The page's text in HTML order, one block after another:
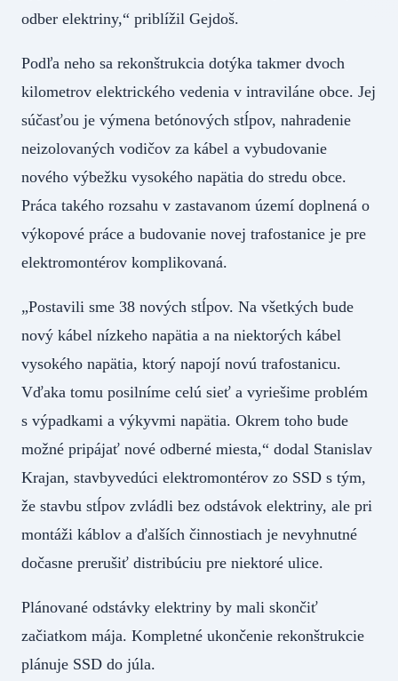
odber elektriny,“ priblížil Gejdoš.
Podľa neho sa rekonštrukcia dotýka takmer dvoch
kilometrov elektrického vedenia v intraviláne obce. Jej
súčasťou je výmena betónových stĺpov, nahradenie
neizolovaných vodičov za kábel a vybudovanie
nového výbežku vysokého napätia do stredu obce.
Práca takého rozsahu v zastavanom území doplnená o
výkopové práce a budovanie novej trafostanice je pre
elektromontérov komplikovaná.
„Postavili sme 38 nových stĺpov. Na všetkých bude
nový kábel nízkeho napätia a na niektorých kábel
vysokého napätia, ktorý napojí novú trafostanicu.
Vďaka tomu posilníme celú sieť a vyriešime problém
s výpadkami a výkyvmi napätia. Okrem toho bude
možné pripájať nové odberné miesta,“ dodal Stanislav
Krajan, stavbyvedúci elektromontérov zo SSD s tým,
že stavbu stĺpov zvládli bez odstávok elektriny, ale pri
montáži káblov a ďalších činnostiach je nevyhnutné
dočasne prerušiť distribúciu pre niektoré ulice.
Plánované odstávky elektriny by mali skončiť
začiatkom mája. Kompletné ukončenie rekonštrukcie
plánuje SSD do júla.